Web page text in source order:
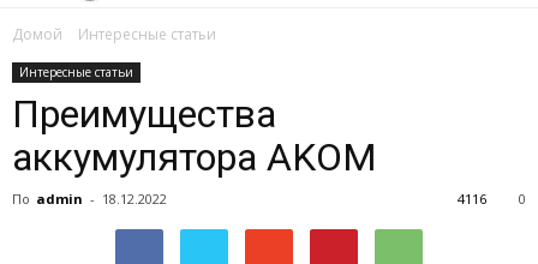
об
Домой Интересные статьи
Интересные статьи
Преимущества
аккумулятора AKOM
По admin - 18.12.2022 0
4116